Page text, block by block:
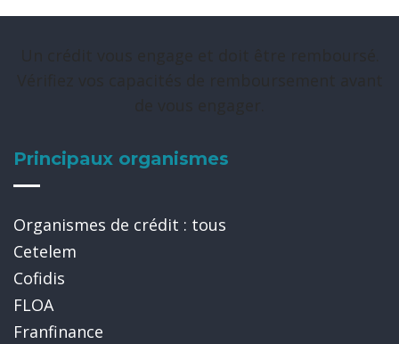
Principaux organismes
Organismes de crédit : tous
Cetelem
Cofidis
FLOA
Franfinance